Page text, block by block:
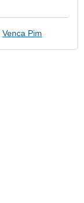
Venca Pim